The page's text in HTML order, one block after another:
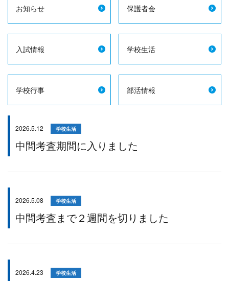
お知らせ 保護者会
入試情報 学校生活
学校行事 部活情報
2026.5.12 学校生活
中間考査期間に入りました
2026.5.08 学校生活
中間考査まで２週間を切りました
2026.4.23 学校生活